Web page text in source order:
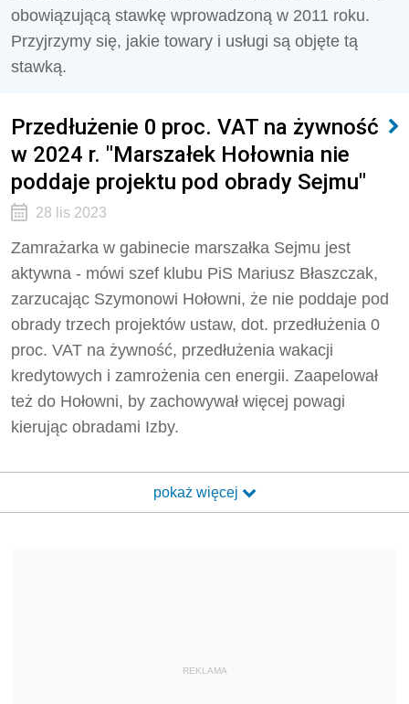
obowiązującą stawkę wprowadzoną w 2011 roku.
Przyjrzymy się, jakie towary i usługi są objęte tą
stawką.
Przedłużenie 0 proc. VAT na żywność
w 2024 r. "Marszałek Hołownia nie
poddaje projektu pod obrady Sejmu"
28 lis 2023
Zamrażarka w gabinecie marszałka Sejmu jest
aktywna - mówi szef klubu PiS Mariusz Błaszczak,
zarzucając Szymonowi Hołowni, że nie poddaje pod
obrady trzech projektów ustaw, dot. przedłużenia 0
proc. VAT na żywność, przedłużenia wakacji
kredytowych i zamrożenia cen energii. Zaapelował
też do Hołowni, by zachowywał więcej powagi
kierując obradami Izby.
pokaż więcej
REKLAMA